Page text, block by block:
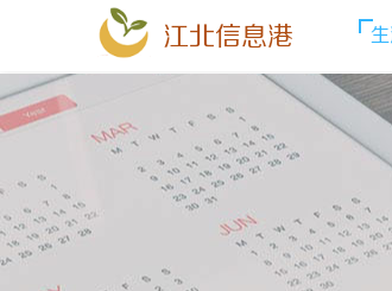
江北信息港